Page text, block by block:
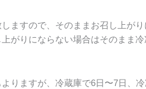
ますので、そのままお召し上が
がりにならない場合はそのまま冷
りますが、冷蔵庫で6日〜7日、